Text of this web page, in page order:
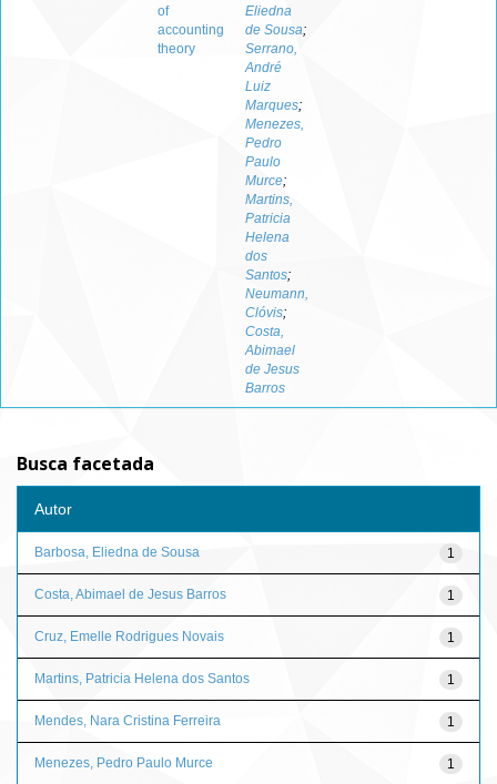
of
accounting
theory
Eliedna
de Sousa;
Serrano,
André
Luiz
Marques;
Menezes,
Pedro
Paulo
Murce;
Martins,
Patricia
Helena
dos
Santos;
Neumann,
Clóvis;
Costa,
Abimael
de Jesus
Barros
Busca facetada
Autor
1
Barbosa, Eliedna de Sousa
1
Costa, Abimael de Jesus Barros
1
Cruz, Emelle Rodrigues Novais
1
Martins, Patricia Helena dos Santos
1
Mendes, Nara Cristina Ferreira
1
Menezes, Pedro Paulo Murce